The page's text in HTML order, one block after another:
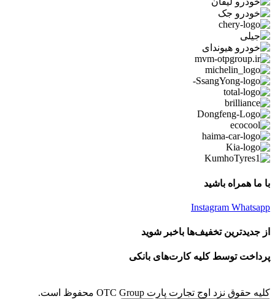
با ما همراه باشید
Instagram Whatsapp
از جدیدترین تخفیف‌ها باخبر شوید
پرداخت توسط کلیه کارت‌های بانکی
کلیه حقوق نزد اوج تجارت پارت OTC Group محفوظ است.